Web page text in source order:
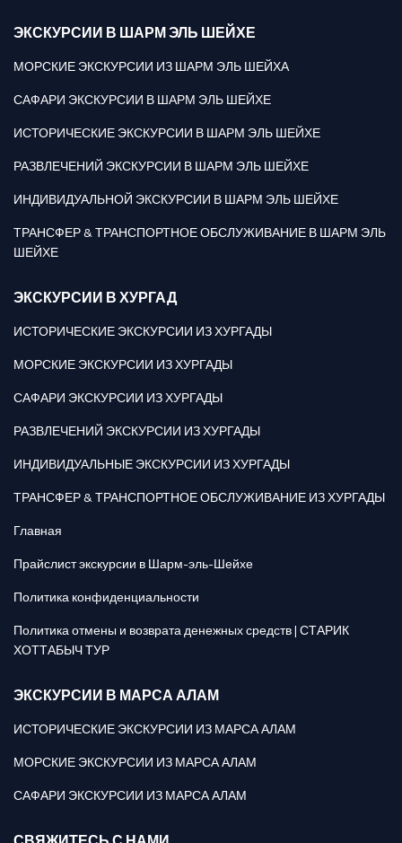
ЭКСКУРСИИ В ШАРМ ЭЛЬ ШЕЙХЕ
МОРСКИЕ ЭКСКУРСИИ ИЗ ШАРМ ЭЛЬ ШЕЙХА
САФАРИ ЭКСКУРСИИ В ШАРМ ЭЛЬ ШЕЙХЕ
ИСТОРИЧЕСКИЕ ЭКСКУРСИИ В ШАРМ ЭЛЬ ШЕЙХЕ
РАЗВЛЕЧЕНИЙ ЭКСКУРСИИ В ШАРМ ЭЛЬ ШЕЙХЕ
ИНДИВИДУАЛЬНОЙ ЭКСКУРСИИ В ШАРМ ЭЛЬ ШЕЙХЕ
ТРАНСФЕР & ТРАНСПОРТНОЕ ОБСЛУЖИВАНИЕ В ШАРМ ЭЛЬ
ШЕЙХЕ
ЭКСКУРСИИ В ХУРГАД
ИСТОРИЧЕСКИЕ ЭКСКУРСИИ ИЗ ХУРГАДЫ
МОРСКИЕ ЭКСКУРСИИ ИЗ ХУРГАДЫ
САФАРИ ЭКСКУРСИИ ИЗ ХУРГАДЫ
РАЗВЛЕЧЕНИЙ ЭКСКУРСИИ ИЗ ХУРГАДЫ
ИНДИВИДУАЛЬНЫЕ ЭКСКУРСИИ ИЗ ХУРГАДЫ
ТРАНСФЕР & ТРАНСПОРТНОЕ ОБСЛУЖИВАНИЕ ИЗ ХУРГАДЫ
Главная
Прайслист экскурсии в Шарм-эль-Шейхе
Политика конфиденциальности
Политика отмены и возврата денежных средств | СТАРИК
ХОТТАБЫЧ ТУР
ЭКСКУРСИИ В МАРСА АЛАМ
ИСТОРИЧЕСКИЕ ЭКСКУРСИИ ИЗ МАРСА АЛАМ
МОРСКИЕ ЭКСКУРСИИ ИЗ МАРСА АЛАМ
САФАРИ ЭКСКУРСИИ ИЗ МАРСА АЛАМ